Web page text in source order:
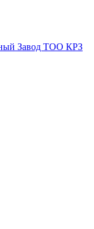
Завод ТОО КРЗ